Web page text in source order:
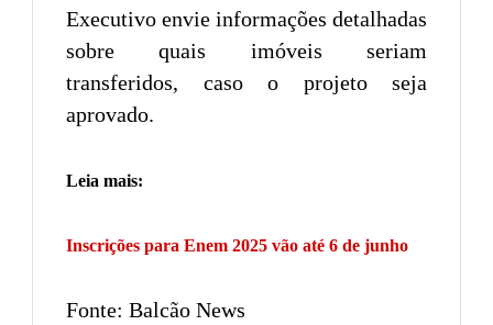
Executivo envie informações detalhadas
sobre quais imóveis seriam
transferidos, caso o projeto seja
aprovado.
Leia mais:
Inscrições para Enem 2025 vão até 6 de junho
Fonte: Balcão News